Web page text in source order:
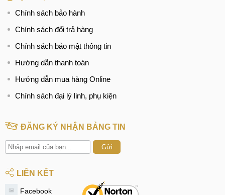
Chính sách bảo hành
Chính sách đổi trả hàng
Chính sách bảo mật thông tin
Hướng dẫn thanh toán
Hướng dẫn mua hàng Online
Chính sách đại lý linh, phụ kiện
ĐĂNG KÝ NHẬN BẢNG TIN
Gửi
LIÊN KẾT
Facebook